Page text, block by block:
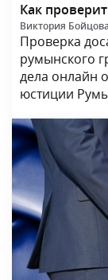
Как
Виктория
Проверка
румынского
дела онлайн
юстиции